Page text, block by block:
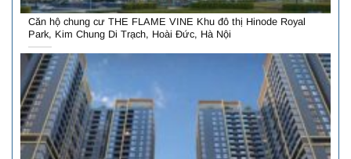
Căn hộ chung cư THE FLAME VINE Khu đô thị Hinode Royal
Park, Kim Chung Di Trạch, Hoài Đức, Hà Nội